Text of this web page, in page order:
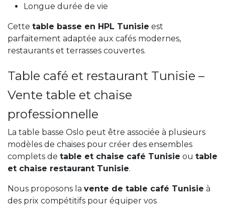
Longue durée de vie
Cette table basse en HPL Tunisie est
parfaitement adaptée aux cafés modernes,
restaurants et terrasses couvertes.
Table café et restaurant Tunisie –
Vente table et chaise
professionnelle
La table basse Oslo peut être associée à plusieurs
modèles de chaises pour créer des ensembles
complets de table et chaise café Tunisie ou table
et chaise restaurant Tunisie.
Nous proposons la vente de table café Tunisie à
des prix compétitifs pour équiper vos